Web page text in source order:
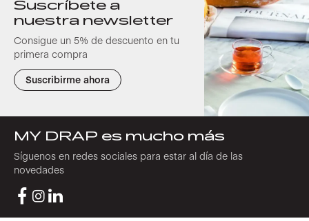
Suscríbete a
nuestra newsletter
Consigue un 5% de descuento en tu
primera compra
Suscribirme ahora
MY DRAP es mucho más
Síguenos en redes sociales para estar al día de las
novedades